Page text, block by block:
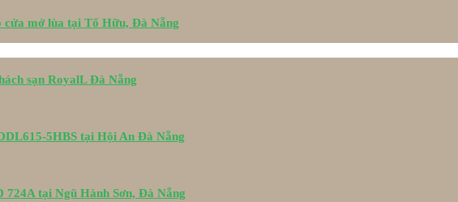
mở lùa tại Tố Hữu, Đà Nẵng
sạn RoyalL Đà Nẵng
5HBS tại Hội An Đà Nẵng
724A tại Ngũ Hành Sơn, Đà Nẵng